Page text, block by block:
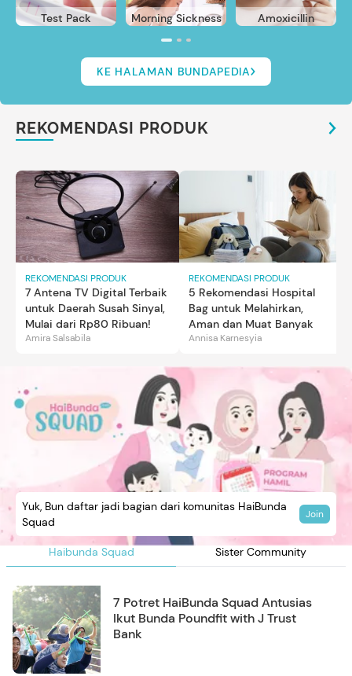
Test Pack Morning Sickness Amoxicillin
KE HALAMAN BUNDAPEDIA
REKOMENDASI PRODUK
REKOMENDASI PRODUK
7 Antena TV Digital Terbaik
untuk Daerah Susah Sinyal,
Mulai dari Rp80 Ribuan!
Amira Salsabila
REKOMENDASI PRODUK
5 Rekomendasi Hospital
Bag untuk Melahirkan,
Aman dan Muat Banyak
Annisa Karnesyia
Haibunda Squad Sister Community
Yuk, Bun daftar jadi bagian dari komunitas HaiBunda
Squad
Join
7 Potret HaiBunda Squad Antusias
Ikut Bunda Poundfit with J Trust
Bank